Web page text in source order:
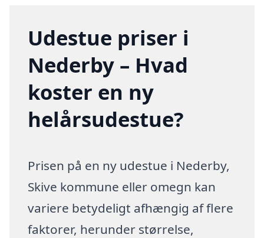
Udestue priser i
Nederby – Hvad
koster en ny
helårsudestue?
Prisen på en ny udestue i Nederby,
Skive kommune eller omegn kan
variere betydeligt afhængig af flere
faktorer, herunder størrelse,